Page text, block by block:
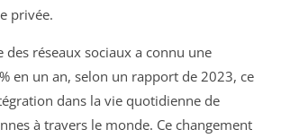
privée.
des réseaux sociaux a connu une
en un an, selon un rapport de 2023, ce
dans la vie quotidienne de
à travers le monde. Ce changement